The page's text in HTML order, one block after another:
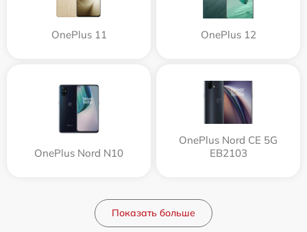
OnePlus 11 OnePlus 12
OnePlus Nord N10
OnePlus Nord CE 5G
EB2103
Показать больше